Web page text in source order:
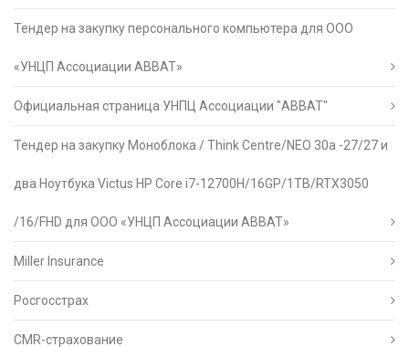
Тендер на закупку персонального компьютера для ООО
«УНЦП Ассоциации АВВАТ»
Официальная страница УНПЦ Ассоциации "АВВАТ"
Тендер на закупку Моноблока / Think Centre/NEO 30a -27/27 и
два Ноутбука Victus HP Core i7-12700H/16GP/1TB/RTX3050
/16/FHD для ООО «УНЦП Ассоциации АВВАТ»
Miller Insurance
Росгосстрах
CMR-страхование